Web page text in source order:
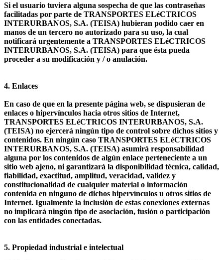
Si el usuario tuviera alguna sospecha de que las contraseñas
facilitadas por parte de TRANSPORTES ELéCTRICOS
INTERURBANOS, S.A. (TEISA) hubieran podido caer en
manos de un tercero no autorizado para su uso, la cual
notificará urgentemente a TRANSPORTES ELéCTRICOS
INTERURBANOS, S.A. (TEISA) para que ésta pueda
proceder a su modificación y / o anulación.
4. Enlaces
En caso de que en la presente página web, se dispusieran de
enlaces o hipervínculos hacia otros sitios de Internet,
TRANSPORTES ELéCTRICOS INTERURBANOS, S.A.
(TEISA) no ejercerá ningún tipo de control sobre dichos sitios y
contenidos. En ningún caso TRANSPORTES ELéCTRICOS
INTERURBANOS, S.A. (TEISA) asumirá responsabilidad
alguna por los contenidos de algún enlace perteneciente a un
sitio web ajeno, ni garantizará la disponibilidad técnica, calidad,
fiabilidad, exactitud, amplitud, veracidad, validez y
constitucionalidad de cualquier material o información
contenida en ninguno de dichos hipervínculos u otros sitios de
Internet. Igualmente la inclusión de estas conexiones externas
no implicará ningún tipo de asociación, fusión o participación
con las entidades conectadas.
5. Propiedad industrial e intelectual